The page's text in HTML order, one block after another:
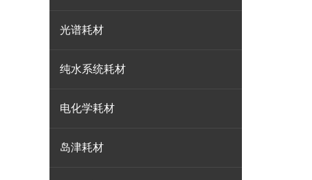
光谱耗材
纯水系统耗材
电化学耗材
岛津耗材